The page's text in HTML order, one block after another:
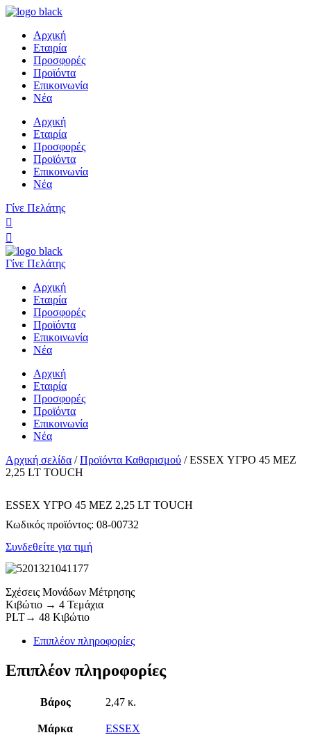
Αρχική
Εταιρία
Προσφορές
Προϊόντα
Επικοινωνία
Νέα
Αρχική
Εταιρία
Προσφορές
Προϊόντα
Επικοινωνία
Νέα
Γίνε Πελάτης
Γίνε Πελάτης
Αρχική
Εταιρία
Προσφορές
Προϊόντα
Επικοινωνία
Νέα
Αρχική
Εταιρία
Προσφορές
Προϊόντα
Επικοινωνία
Νέα
Αρχική σελίδα /Προϊόντα Καθαρισμού / ESSEX ΥΓΡΟ 45 MEZ
2,25 LT TOUCH
ESSEX ΥΓΡΟ 45 MEZ 2,25 LT TOUCH
Κωδικός προϊόντος: 08-00732
Συνδεθείτε για τιμή
Σχέσεις Μονάδων Μέτρησης
Κιβώτιο → 4 Τεμάχια
PLT→ 48 Κιβώτιο
Επιπλέον πληροφορίες
Επιπλέον πληροφορίες
Βάρος 2,47 κ.
Μάρκα ESSEX